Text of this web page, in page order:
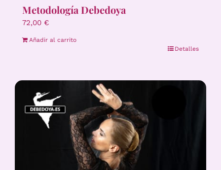
Metodología Debedoya
72,00 €
Añadir al carrito
Detalles